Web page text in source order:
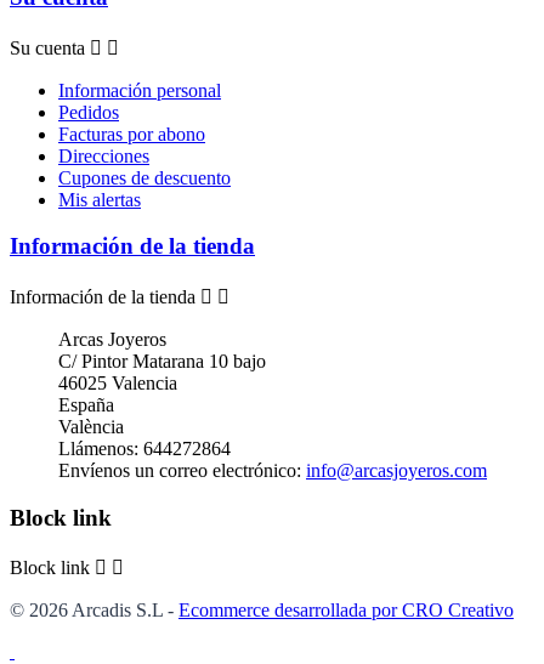
Su cuenta  
Información personal
Pedidos
Facturas por abono
Direcciones
Cupones de descuento
Mis alertas
Información de la tienda
Información de la tienda  
Arcas Joyeros
C/ Pintor Matarana 10 bajo
46025 Valencia
España
València
Llámenos: 644272864
Envíenos un correo electrónico: info@arcasjoyeros.com
Block link
Block link  
© 2026 Arcadis S.L - Ecommerce desarrollada por CRO Creativo